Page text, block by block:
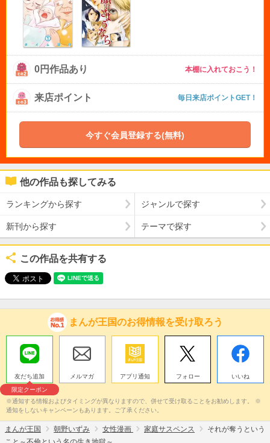
0円作品あり 本棚に入れておこう！
来店ポイント 毎日来店ポイントGET！
今すぐ会員登録する(無料)
他の作品も探してみる
ランキングから探す ジャンルで探す
新刊から探す テーマで探す
この作品を共有する
まんが王国のお得情報を受け取ろう
友だち追加
限定クーポン
メルマガ アプリ通知 フォロー いいね
※通知する情報およびタイミングが異なりますので、併せて受け取ることをお勧めします。 ※
通知をしないキャンペーンもあります。ご了承ください。
まんが王国 朝野いずみ 女性漫画 家庭サスペンス
それが奪うという